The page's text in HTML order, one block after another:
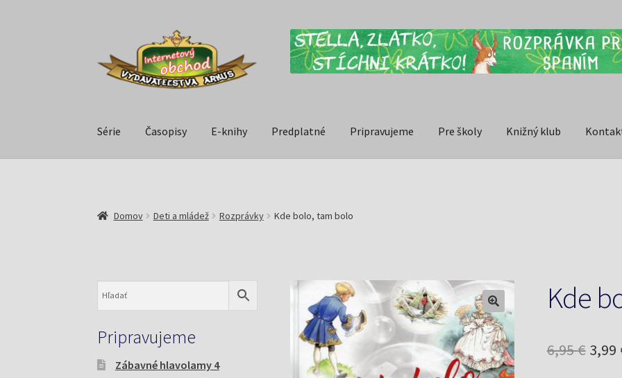
Série Časopisy E-knihy Predplatné Pripravujeme Pre školy Knižný klub
Domov Deti a mládež Rozprávky Kde bolo, tam bolo
Kde
6,95€ 3,99
Pripravujeme
Zábavné hlavolamy 4